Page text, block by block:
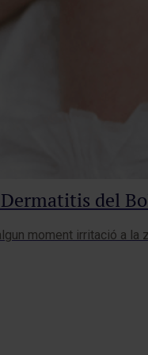
del
moment irritació a